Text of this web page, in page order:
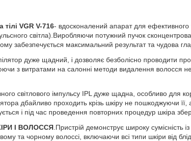
VGR V-716- вдосконалений апарат для ефективного
світла).Виробляючи потужний пучок
забезпечується максимальний результат та чудова
дуже щадний, і дозволяє безболісно проводити
з витратами на салонні методи видалення волосся
світлового імпульсу IPL дуже щадна, особливо для
дбайливо проходить крізь шкіру не пошкоджуючи
і під час проведення повторних процедур шкіра
І ВОЛОССЯ .Пристрій демонструє широку сумісність
та чорному волоссі, включаючи всі типи шкіри від